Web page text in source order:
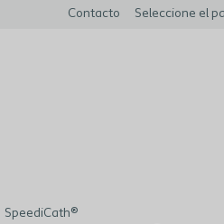
Contacto Seleccione el
SpeediCath®